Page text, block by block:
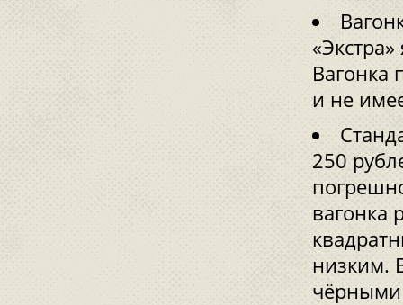
Вагонка
и не
250
вагонка
низким.
чёрными